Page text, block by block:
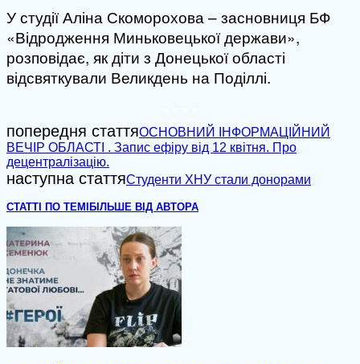
У студії Аліна Скоморохова – засновниця БФ
«Відродження Миньковецької держави»,
розповідає, як діти з Донецької області
відсвяткували Великдень на Поділлі.
попередня статтяОСНОВНИЙ ІНФОРМАЦІЙНИЙ
ВЕЧІР ОБЛАСТІ . Запис ефіру від 12 квітня. Про
децентралізацію.
наступна статтяСтуденти ХНУ стали донорами
СТАТТІ ПО ТЕМІ БІЛЬШЕ ВІД АВТОРА